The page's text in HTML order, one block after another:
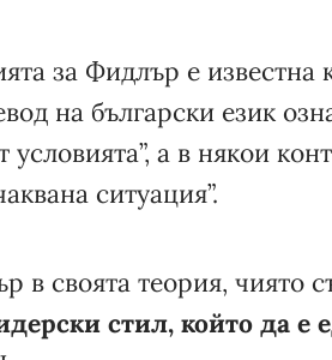
за Фидлър е известна
на български език
условията”, а в някои
ситуация”.
в своята теория, чиято
стил, който да е